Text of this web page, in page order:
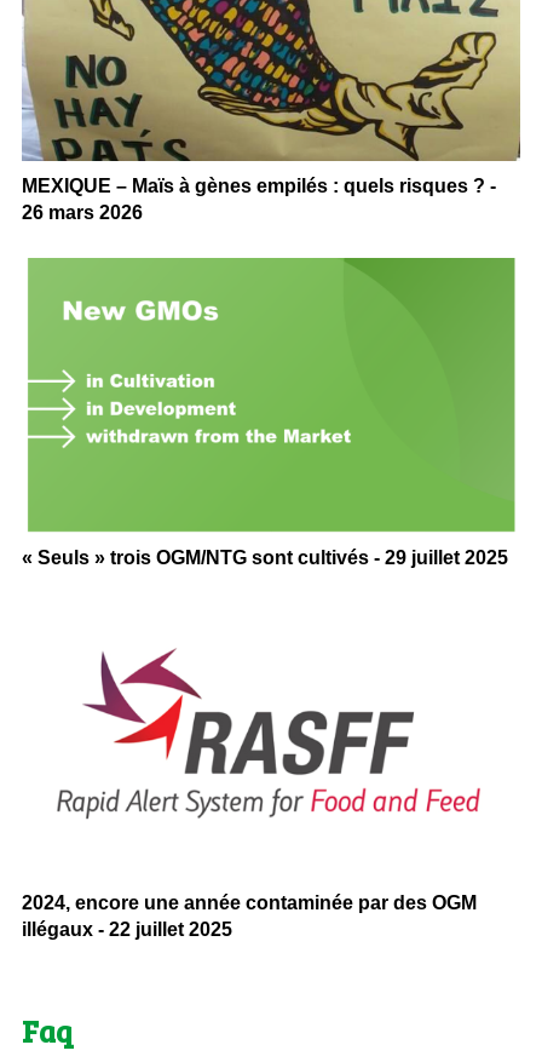
MEXIQUE – Maïs à gènes empilés : quels risques ? -
26 mars 2026
« Seuls » trois OGM/NTG sont cultivés - 29 juillet 2025
2024, encore une année contaminée par des OGM
illégaux - 22 juillet 2025
Faq